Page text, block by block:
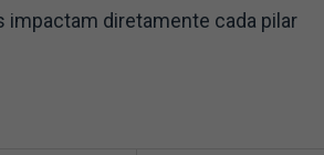
impactam diretamente cada pilar